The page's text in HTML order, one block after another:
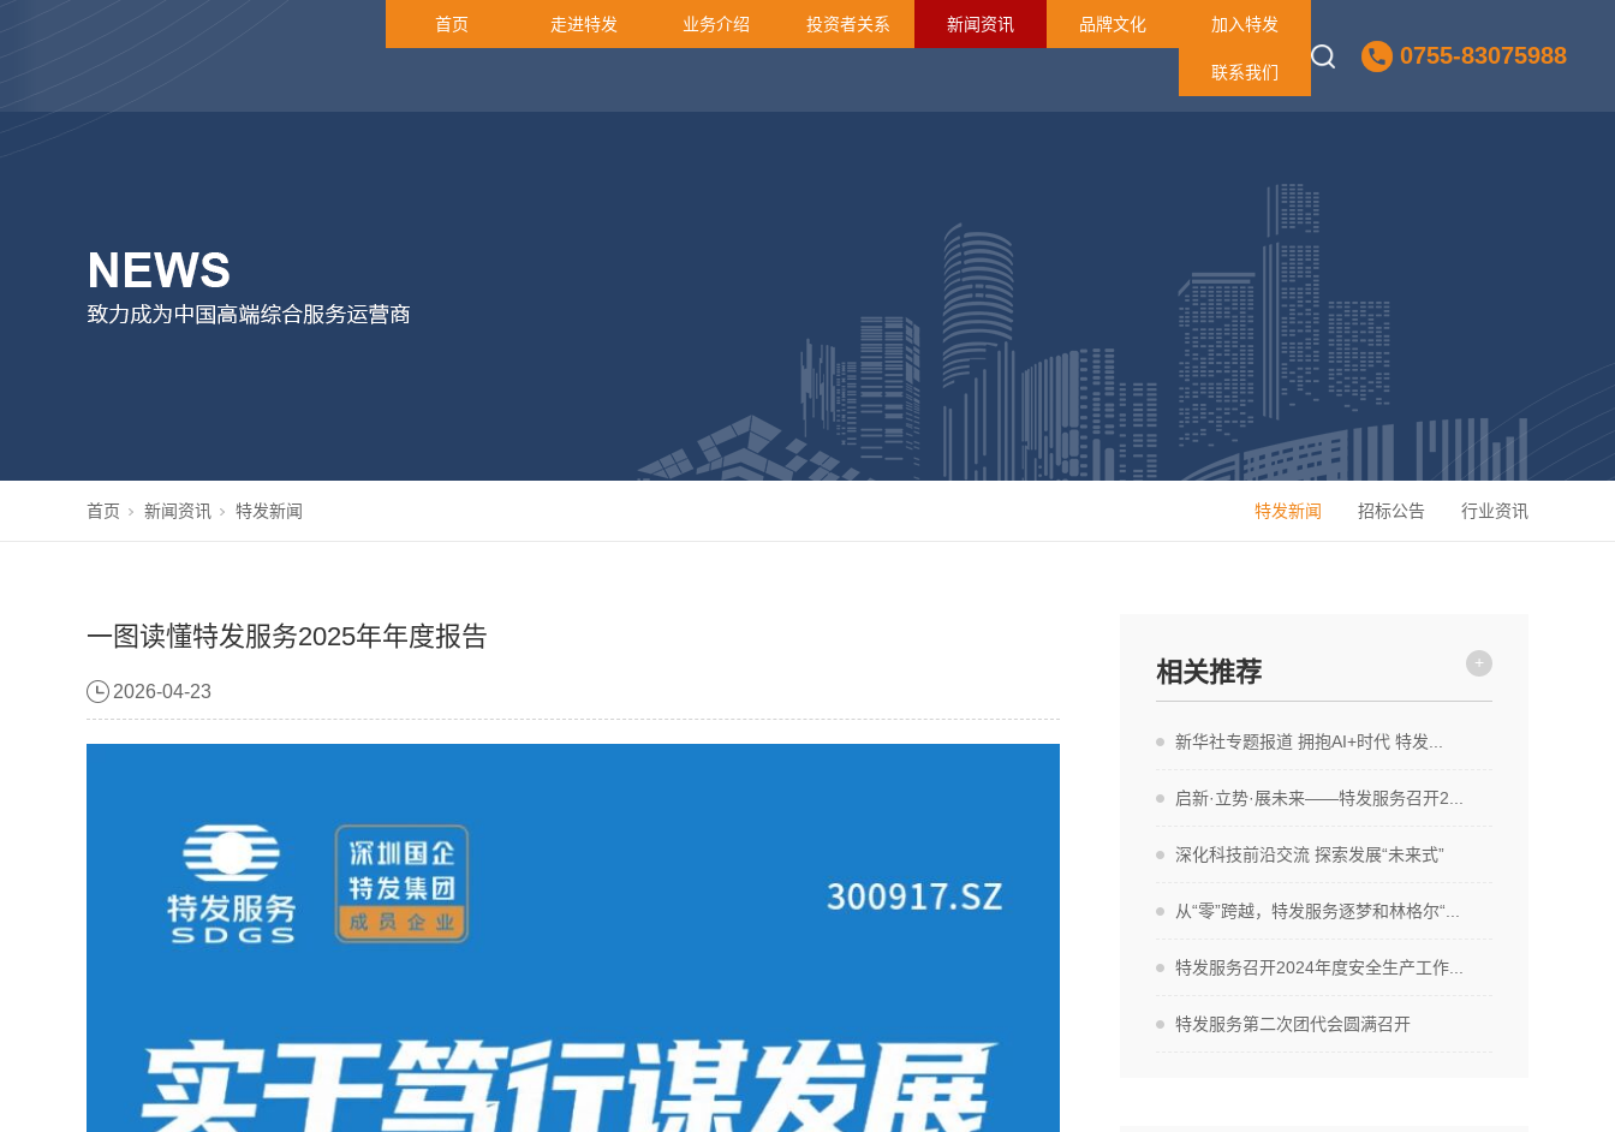
0755-83075988
首页 走进特发 业务介绍 投资者关系 新闻资讯 品牌文化 加入特发
联系我们
首页 新闻资讯 特发新闻 特发新闻 招标公告 行业资讯
一图读懂特发服务2025年年度报告
2026-04-23
相关推荐 +
新华社专题报道 拥抱AI+时代 特发...
启新·立势·展未来——特发服务召开2...
深化科技前沿交流 探索发展“未来式”
从“零”跨越，特发服务逐梦和林格尔“...
特发服务召开2024年度安全生产工作...
特发服务第二次团代会圆满召开